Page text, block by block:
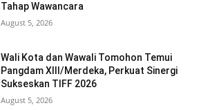
Tahap Wawancara
August 5, 2026
Wali Kota dan Wawali Tomohon Temui
Pangdam XIII/Merdeka, Perkuat Sinergi
Sukseskan TIFF 2026
August 5, 2026